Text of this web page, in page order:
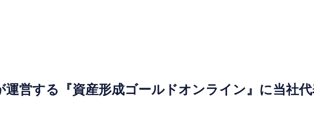
営する『資産形成ゴールドオンライン』に当社